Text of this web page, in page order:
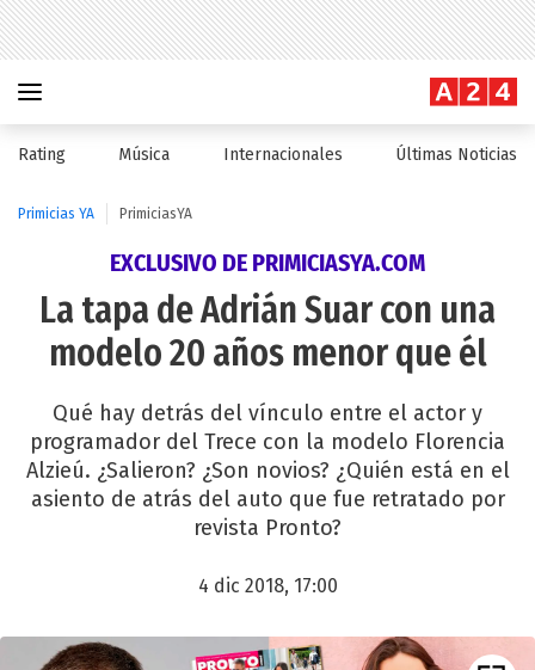
Rating Música Internacionales Últimas Noticias
Primicias YA PrimiciasYA
EXCLUSIVO DE PRIMICIASYA.COM
La tapa de Adrián Suar con una
modelo 20 años menor que él
Qué hay detrás del vínculo entre el actor y
programador del Trece con la modelo Florencia
Alzieú. ¿Salieron? ¿Son novios? ¿Quién está en el
asiento de atrás del auto que fue retratado por
revista Pronto?
4 dic 2018, 17:00